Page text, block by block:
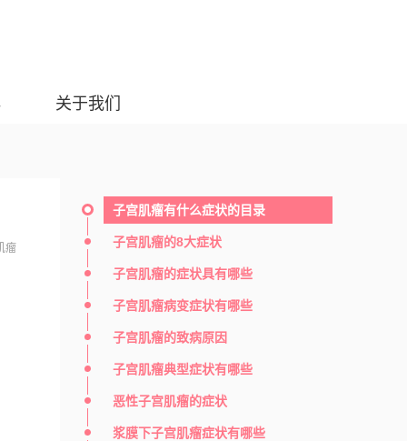
关于我们
瘤
子宫肌瘤有什么症状的目录
子宫肌瘤的8大症状
子宫肌瘤的症状具有哪些
子宫肌瘤病变症状有哪些
子宫肌瘤的致病原因
子宫肌瘤典型症状有哪些
恶性子宫肌瘤的症状
浆膜下子宫肌瘤症状有哪些